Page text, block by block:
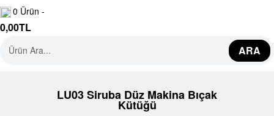
f
e
0 Ürün -
0,00TL
ARA
LU03 Siruba Düz Makina Bıçak
Kütüğü